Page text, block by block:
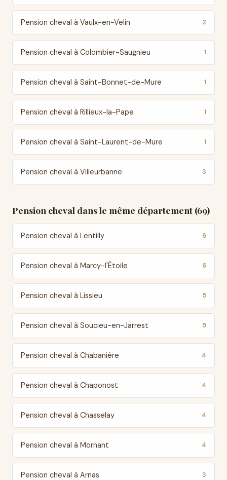
Pension cheval à Vaulx-en-Velin 2
Pension cheval à Colombier-Saugnieu 1
Pension cheval à Saint-Bonnet-de-Mure 1
Pension cheval à Rillieux-la-Pape 1
Pension cheval à Saint-Laurent-de-Mure 1
Pension cheval à Villeurbanne 3
Pension cheval dans le même département (69)
Pension cheval à Lentilly 6
Pension cheval à Marcy-l'Étoile 6
Pension cheval à Lissieu 5
Pension cheval à Soucieu-en-Jarrest 5
Pension cheval à Chabanière 4
Pension cheval à Chaponost 4
Pension cheval à Chasselay 4
Pension cheval à Mornant 4
Pension cheval à Arnas 3